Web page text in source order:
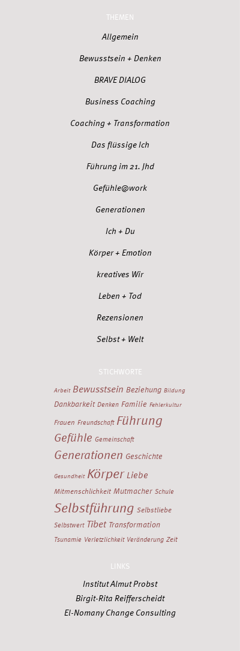
THEMEN
Allgemein
Bewusstsein + Denken
BRAVE DIALOG
Business Coaching
Coaching + Transformation
Das flüssige Ich
Führung im 21. Jhd
Gefühle@work
Generationen
Ich + Du
Körper + Emotion
kreatives Wir
Leben + Tod
Rezensionen
Selbst + Welt
STICHWORTE
Arbeit Bewusstsein Beziehung Bildung
Dankbarkeit Denken Familie Fehlerkultur
Frauen Freundschaft Führung
Gefühle Gemeinschaft
Generationen Geschichte
Gesundheit KörperLiebe
Mitmenschlichkeit Mutmacher Schule
Selbstführung Selbstliebe
Selbstwert Tibet Transformation
Tsunamie Verletzlichkeit Veränderung Zeit
LINKS
Institut Almut Probst
Birgit-Rita Reifferscheidt
El-Nomany Change Consulting